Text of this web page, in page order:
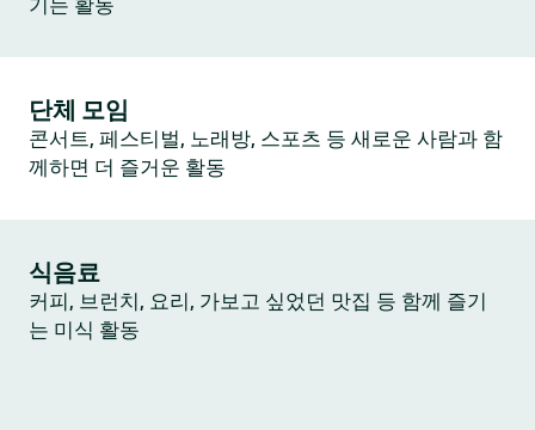
기는 활동
단체 모임
콘서트, 페스티벌, 노래방, 스포츠 등 새로운 사람과 함
께하면 더 즐거운 활동
식음료
커피, 브런치, 요리, 가보고 싶었던 맛집 등 함께 즐기
는 미식 활동